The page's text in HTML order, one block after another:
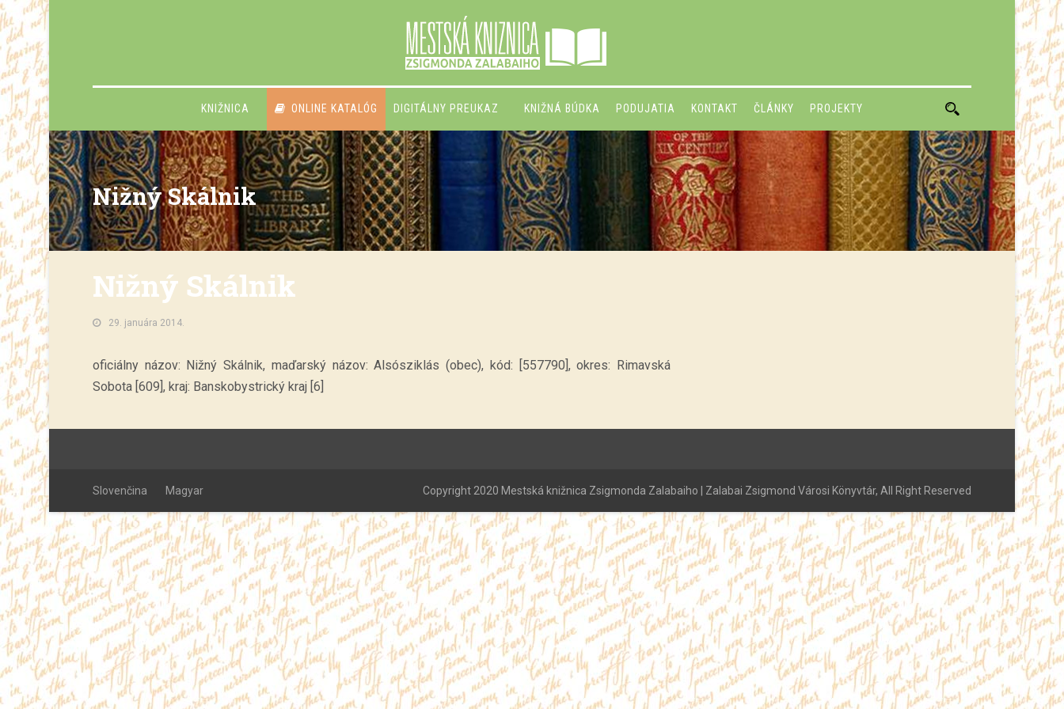
KNIŽNICA ONLINE KATALÓG DIGITÁLNY PREUKAZ KNIŽNÁ BÚDKA PODUJATIA KONTAKT ČLÁNKY PROJEKTY
Nižný Skálnik
Nižný Skálnik
29. januára 2014.
oficiálny názov: Nižný Skálnik, maďarský názov: Alsósziklás (obec), kód: [557790], okres: Rimavská
Sobota [609], kraj: Banskobystrický kraj [6]
Slovenčina Magyar Copyright 2020 Mestská knižnica Zsigmonda Zalabaiho | Zalabai Zsigmond Városi Könyvtár, All Right Reserved